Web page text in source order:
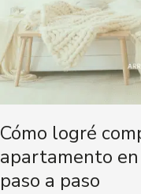
Cómo logré
apartamento
paso a paso
Medellín:
experiencia
paso
a
paso